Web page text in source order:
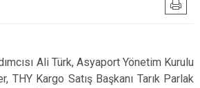
Ali Türk, Asyaport Yönetim Kurulu
THY Kargo Satış Başkanı Tarık Parlak